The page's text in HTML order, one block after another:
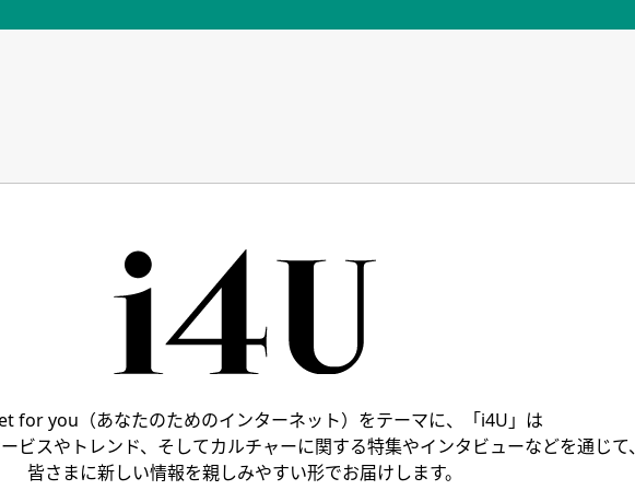
for you（あなたのためのインターネット）をテーマに、「i4U」は
ビスやトレンド、そしてカルチャーに関する特集やインタビューなどを通じて、
皆さまに新しい情報を親しみやすい形でお届けします。